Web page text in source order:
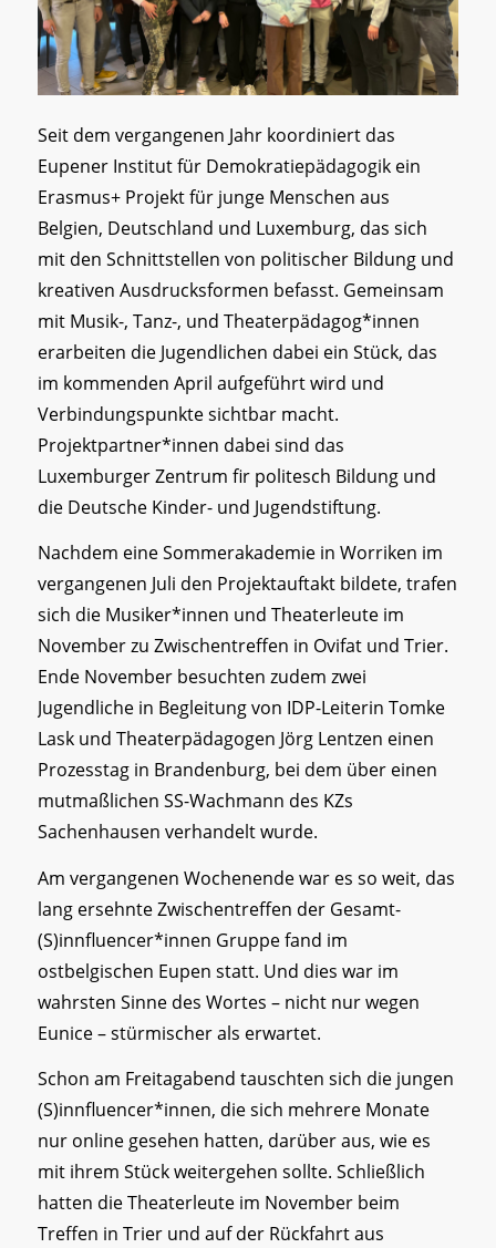
Seit dem vergangenen Jahr koordiniert das
Eupener Institut für Demokratiepädagogik ein
Erasmus+ Projekt für junge Menschen aus
Belgien, Deutschland und Luxemburg, das sich
mit den Schnittstellen von politischer Bildung und
kreativen Ausdrucksformen befasst. Gemeinsam
mit Musik-, Tanz-, und Theaterpädagog*innen
erarbeiten die Jugendlichen dabei ein Stück, das
im kommenden April aufgeführt wird und
Verbindungspunkte sichtbar macht.
Projektpartner*innen dabei sind das
Luxemburger Zentrum fir politesch Bildung und
die Deutsche Kinder- und Jugendstiftung.
Nachdem eine Sommerakademie in Worriken im
vergangenen Juli den Projektauftakt bildete, trafen
sich die Musiker*innen und Theaterleute im
November zu Zwischentreffen in Ovifat und Trier.
Ende November besuchten zudem zwei
Jugendliche in Begleitung von IDP-Leiterin Tomke
Lask und Theaterpädagogen Jörg Lentzen einen
Prozesstag in Brandenburg, bei dem über einen
mutmaßlichen SS-Wachmann des KZs
Sachenhausen verhandelt wurde.
Am vergangenen Wochenende war es so weit, das
lang ersehnte Zwischentreffen der Gesamt-
(S)innfluencer*innen Gruppe fand im
ostbelgischen Eupen statt. Und dies war im
wahrsten Sinne des Wortes – nicht nur wegen
Eunice – stürmischer als erwartet.
Schon am Freitagabend tauschten sich die jungen
(S)innfluencer*innen, die sich mehrere Monate
nur online gesehen hatten, darüber aus, wie es
mit ihrem Stück weitergehen sollte. Schließlich
hatten die Theaterleute im November beim
Treffen in Trier und auf der Rückfahrt aus